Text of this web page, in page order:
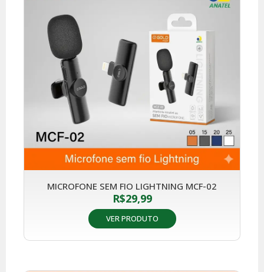
MICROFONE SEM FIO LIGHTNING MCF-02
R$29,99
VER PRODUTO